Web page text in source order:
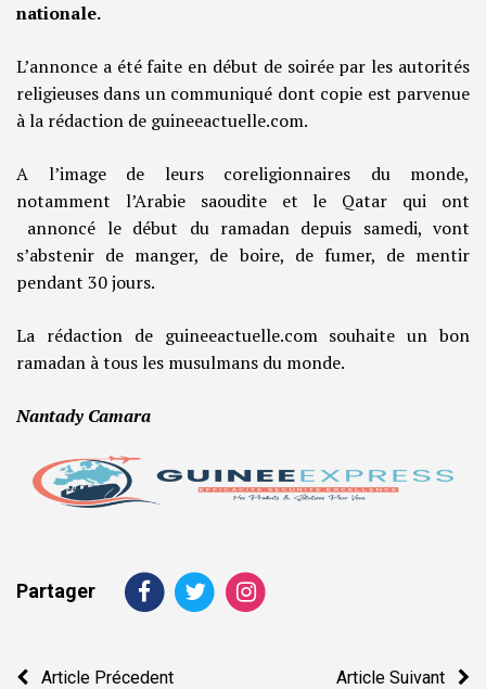
nationale.
L’annonce a été faite en début de soirée par les autorités
religieuses dans un communiqué dont copie est parvenue
à la rédaction de guineeactuelle.com.
A l’image de leurs coreligionnaires du monde,
notamment l’Arabie saoudite et le Qatar qui ont
annoncé le début du ramadan depuis samedi, vont
s’abstenir de manger, de boire, de fumer, de mentir
pendant 30 jours.
La rédaction de guineeactuelle.com souhaite un bon
ramadan à tous les musulmans du monde.
Nantady Camara
Partager
Navigation
Article Précedent Article Suivant